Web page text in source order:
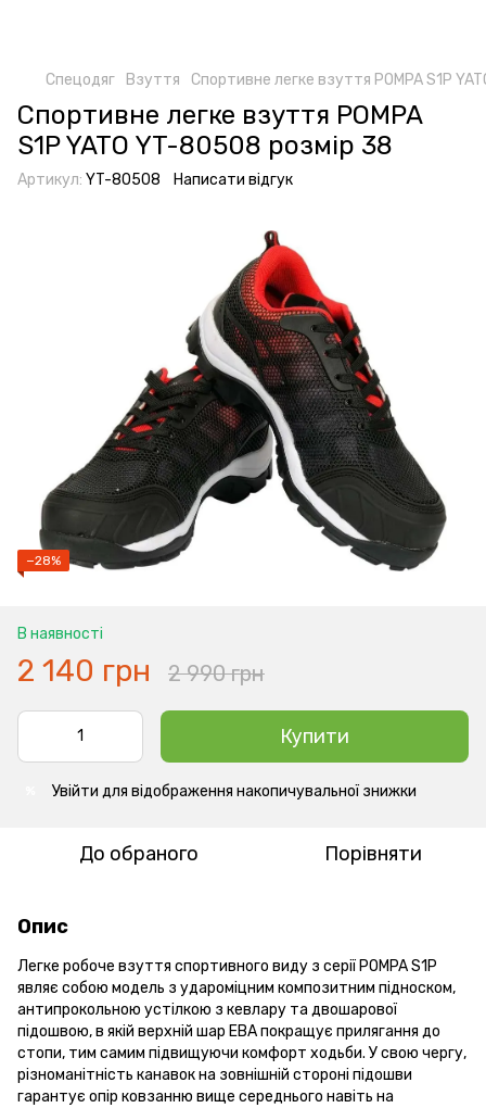
Спецодяг Взуття Спортивне легке взуття POMPA S1P
Спортивне легке взуття POMPA
S1P YATO YT-80508 розмір 38
Артикул: YT-80508 Написати відгук
−28%
В наявності
2 140 грн 2 990 грн
Купити
Увійти для відображення накопичувальної знижки
До обраного Порівняти
Опис
Легке робоче взуття спортивного виду з серії POMPA S1P
являє собою модель з удароміцним композитним підноском,
антипрокольною устілкою з кевлару та двошарової
підошвою, в якій верхній шар ЕВА покращує прилягання до
стопи, тим самим підвищуючи комфорт ходьби. У свою чергу,
різноманітність канавок на зовнішній стороні підошви
гарантує опір ковзанню вище середнього навіть на